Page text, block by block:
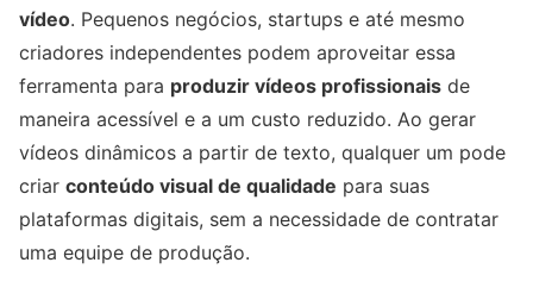
vídeo. Pequenos negócios, startups e até mesmo
criadores independentes podem aproveitar essa
ferramenta para produzir vídeos profissionais de
maneira acessível e a um custo reduzido. Ao gerar
vídeos dinâmicos a partir de texto, qualquer um pode
criar conteúdo visual de qualidade para suas
plataformas digitais, sem a necessidade de contratar
uma equipe de produção.